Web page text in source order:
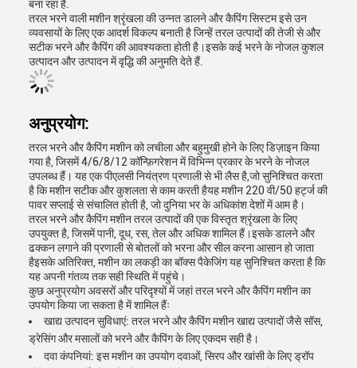
बना रहा है.
तरल भरने वाली मशीन श्रृंखला की उन्नत डालने और कैपिंग सिस्टम इसे उन
व्यवसायों के लिए एक आदर्श विकल्प बनाती है जिन्हें तरल उत्पादों की तेजी से और
सटीक भरने और कैपिंग की आवश्यकता होती है।इसके कई भरने के नोजल कुशल
उत्पादन और उत्पादन में वृद्धि की अनुमति देते हैं.
अनुप्रयोग:
तरल भरने और कैपिंग मशीन को लचीला और बहुमुखी होने के लिए डिज़ाइन किया
गया है, जिसमें 4/6/8/12 कॉन्फ़िगरेशन में विभिन्न प्रकार के भरने के नोजल
उपलब्ध हैं। यह एक पीएलसी नियंत्रण प्रणाली से भी लैस है,जो सुनिश्चित करता
है कि मशीन सटीक और कुशलता से काम करती हैयह मशीन 220 वी/50 हर्ट्ज की
पावर सप्लाई से संचालित होती है, जो दुनिया भर के अधिकांश देशों में आम है।
तरल भरने और कैपिंग मशीन तरल उत्पादों की एक विस्तृत श्रृंखला के लिए
उपयुक्त है, जिसमें पानी, दूध, रस, तेल और अधिक शामिल हैं।इसके डालने और
ढक्कन लगाने की प्रणाली से बोतलों को भरना और सील करना आसान हो जाता
हैइसके अतिरिक्त, मशीन का लकड़ी का बॉक्स पैकेजिंग यह सुनिश्चित करता है कि
यह अपनी गंतव्य तक सही स्थिति में पहुंचे।
कुछ अनुप्रयोग अवसरों और परिदृश्यों में जहां तरल भरने और कैपिंग मशीन का
उपयोग किया जा सकता है में शामिल हैंः
खाद्य उत्पादन सुविधाएं: तरल भरने और कैपिंग मशीन खाद्य उत्पादों जैसे सॉस,
ड्रेसिंग और मसालों को भरने और कैपिंग के लिए एकदम सही है।
दवा कंपनियां: इस मशीन का उपयोग दवाओं, सिरप और खांसी के लिए ड्रॉप